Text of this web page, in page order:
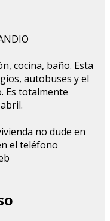
cocina, baño. Esta
autobuses y el
Es totalmente
no dude en
el teléfono